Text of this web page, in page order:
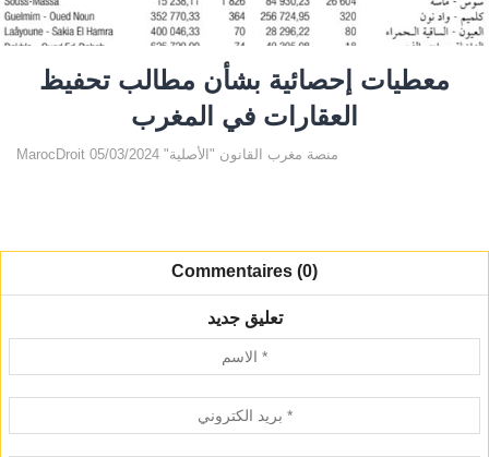
معطيات إحصائية بشأن مطالب تحفيظ
العقارات في المغرب
MarocDroit منصة مغرب القانون "الأصلية" 05/03/2024
Commentaires (0)
تعليق جديد